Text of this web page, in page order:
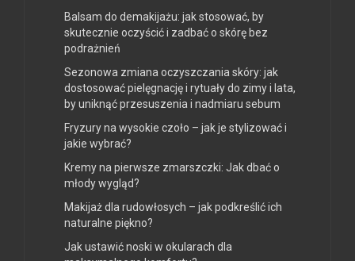
Balsam do demakijażu: jak stosować, by
skutecznie oczyścić i zadbać o skórę bez
podrażnień
Sezonowa zmiana oczyszczania skóry: jak
dostosować pielęgnację i rytuały do zimy i lata,
by uniknąć przesuszenia i nadmiaru sebum
Fryzury na wysokie czoło – jak je stylizować i
jakie wybrać?
Kremy na pierwsze zmarszczki: Jak dbać o
młody wygląd?
Makijaż dla rudowłosych – jak podkreślić ich
naturalne piękno?
Jak ustawić noski w okularach dla